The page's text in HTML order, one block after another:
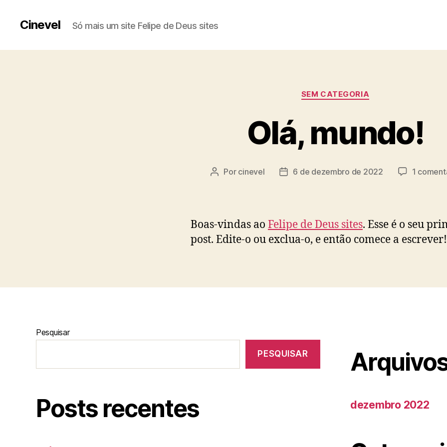
Cinevel Só mais um site Felipe de Deus sites
Categorias
SEM CATEGORIA
Olá, mundo!
Autor
Por cinevel
Data6 de dezembro de 2022 1
Boas-vindas ao Felipe de Deus sites. Esse é o seu
post. Edite-o ou exclua-o, e então comece a escrever!
Pesquisar
PESQUISAR
Posts recentes dezembro 2022